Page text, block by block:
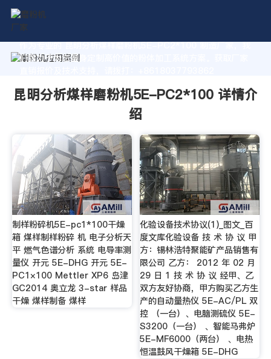
作为专业的 昆明分析煤样磨粉机5E-PC2*100 制造厂家，我
们致力于为您量身定制高价值的粉体加工系统方案。获取厂家
昆明分析煤样磨粉机5E-PC2*100 详情介
绍
制样粉碎机5E-pc1*100干燥
箱 煤样制样粉碎 机 电子分析天
平 燃气色谱分析 系统 电导率测
量仪 开元 5E-DHG 开元 5E-
PC1×100 Mettler XP6 岛津
GC2014 奥立龙 3-star 样品
干燥 煤样制备 煤样
化验设备技术协议(1)_图文_百
度文库化验设备 技 术 协 议 甲
方：锡林浩特聚能矿产品销售有
限公司 乙方： 2012 年 02 月
29 日 1 技 术 协 议 经甲、乙
双方友好协商，甲方购买乙方生
产的自动量热仪 5E-AC/PL 双
控 （一台）、电脑测硫仪 5E-
S3200（一台） 、智能马弗炉
5E-MF6000（两台） 、电热
恒温鼓风干燥箱 5E-DHG